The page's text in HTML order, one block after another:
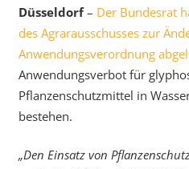
Düsseldorf– Der Bundesrat
des Agrarausschusses zur
Anwendungsverordnung
Anwendungsverbot für
Pflanzenschutzmittel in
bestehen.
„Den Einsatz von